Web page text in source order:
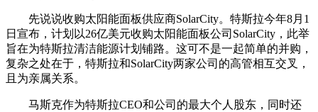
先说说收购太阳能面板供应商SolarCity。特斯拉今年8月1
日宣布，计划以26亿美元收购太阳能面板公司SolarCity，此举
旨在为特斯拉清洁能源计划铺路。这可不是一起简单的并购，
复杂之处在于，特斯拉和SolarCity两家公司的高管相互交叉，
且为亲属关系。
马斯克作为特斯拉CEO和公司的最大个人股东，同时还